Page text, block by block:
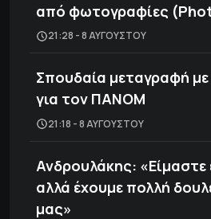
από φωτογραφίες
21:28 - 8 ΑΥΓΟΎΣΤΟΥ
Σπουδαία μεταγραφή με
για τον ΠΑΝΟΜ
21:18 - 8 ΑΥΓΟΎΣΤΟΥ
Ανδρουλάκης: «Είμαστε
αλλά έχουμε πολλή
μας»